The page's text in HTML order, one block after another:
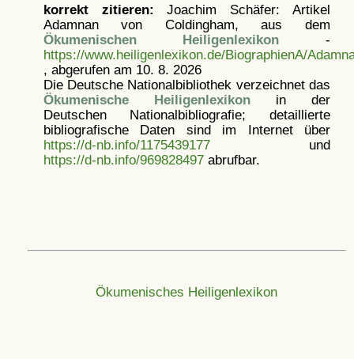
korrekt zitieren: Joachim Schäfer: Artikel
Adamnan von Coldingham, aus dem
Ökumenischen Heiligenlexikon -
https://www.heiligenlexikon.de/BiographienA/
, abgerufen am 10. 8. 2026
Die Deutsche Nationalbibliothek verzeichnet das
Ökumenische Heiligenlexikonin der
Deutschen Nationalbibliografie; detaillierte
bibliografische Daten sind im Internet über
https://d-nb.info/1175439177und
https://d-nb.info/969828497abrufbar.
Ökumenisches Heiligenlexikon